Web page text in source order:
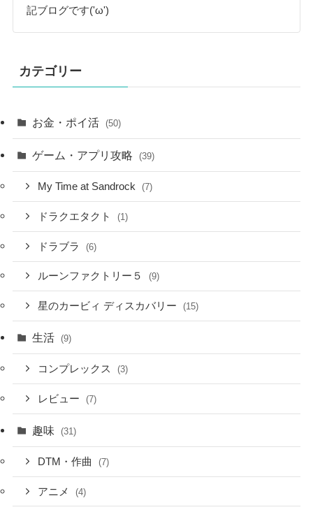
記ブログです('ω')
カテゴリー
お金・ポイ活 (50)
ゲーム・アプリ攻略 (39)
My Time at Sandrock (7)
ドラクエタクト (1)
ドラブラ (6)
ルーンファクトリー５ (9)
星のカービィ ディスカバリー (15)
生活 (9)
コンプレックス (3)
レビュー (7)
趣味 (31)
DTM・作曲 (7)
アニメ (4)